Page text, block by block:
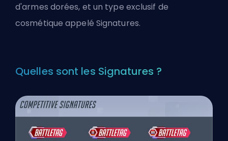
d'armes dorées, et un type exclusif de
cosmétique appelé Signatures.
Quelles sont les Signatures ?